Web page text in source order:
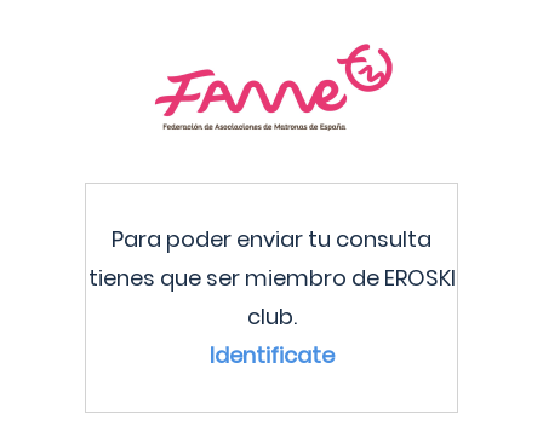
Para poder enviar tu consulta
tienes que ser miembro de EROSKI
club.
Identificate